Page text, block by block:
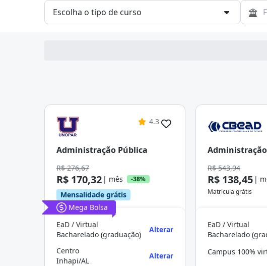
4.3
Administração Pública
R$ 276,67
R$ 170,32 | mês -38%
Mensalidade grátis
Mega Bolsa
EaD / Virtual
Bacharelado (graduação)
Alterar
Centro
Inhapi/AL
Alterar
R$ 543,94
R$ 138,45 |
Matrícula grátis
EaD / Virtual
Bacharelado
Campus 100%